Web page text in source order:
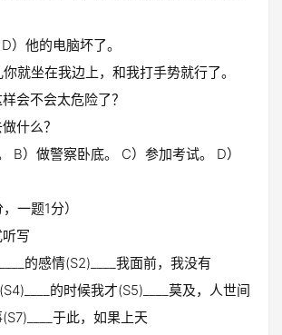
）他的电脑坏了。
就坐在我边上，和我打手势就行了。
会不会太危险了？
什么？
B）做警察卧底。 C）参加考试。 D）
一题1分）
写
的感情(S2)____我面前，我没有
的时候我才(S5)____莫及，人世间
于此，如果上天